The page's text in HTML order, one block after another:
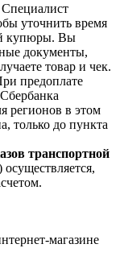
уточнить время
купюры. Вы
документы,
товар и чек.
предоплате
регионов в этом
только до пункта
транспортной
осуществляется,
магазине